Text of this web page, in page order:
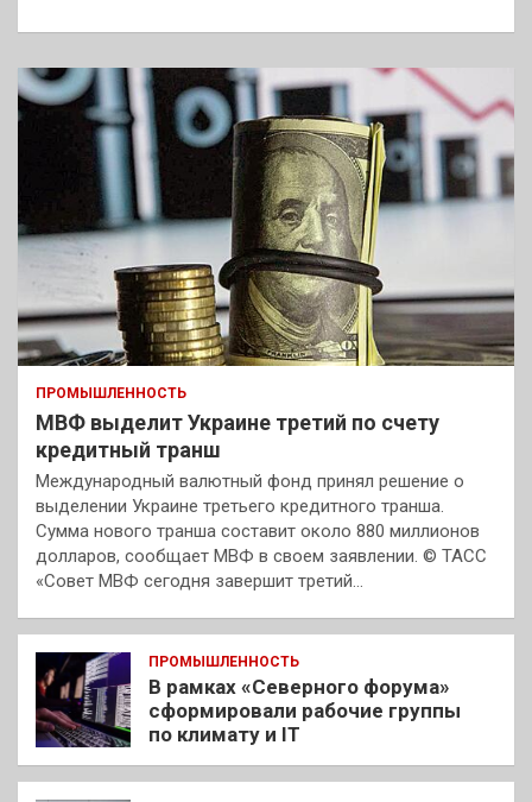
ПРОМЫШЛЕННОСТЬ
МВФ выделит Украине третий по счету
кредитный транш
Международный валютный фонд принял решение о
выделении Украине третьего кредитного транша.
Сумма нового транша составит около 880 миллионов
долларов, сообщает МВФ в своем заявлении. © ТАСС
«Совет МВФ сегодня завершит третий…
ПРОМЫШЛЕННОСТЬ
В рамках «Северного форума»
сформировали рабочие группы
по климату и IT